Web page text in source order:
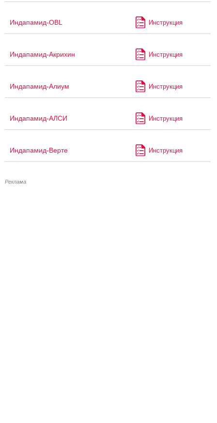
Индапамид-OBL Инструкция
Индапамид-Акрихин Инструкция
Индапамид-Алиум Инструкция
Индапамид-АЛСИ Инструкция
Индапамид-Верте Инструкция
Реклама